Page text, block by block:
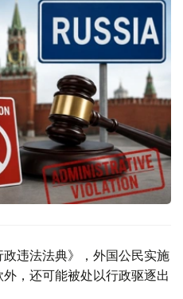
违法法典》，外国公民实施
，还可能被处以行政驱逐出